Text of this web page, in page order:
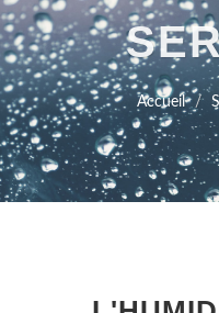
Accueil